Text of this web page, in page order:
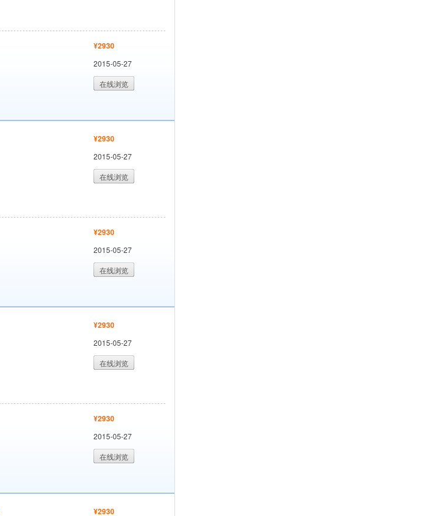
¥2930
2015-05-27
在线浏览
¥2930
2015-05-27
在线浏览
¥2930
2015-05-27
在线浏览
¥2930
2015-05-27
在线浏览
¥2930
2015-05-27
在线浏览
¥2930